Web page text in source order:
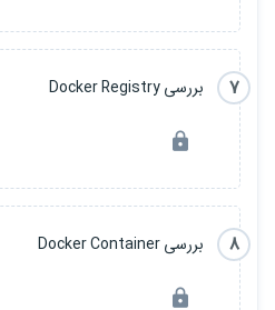
7 بررسی Docker Registry
8 بررسی Docker Container